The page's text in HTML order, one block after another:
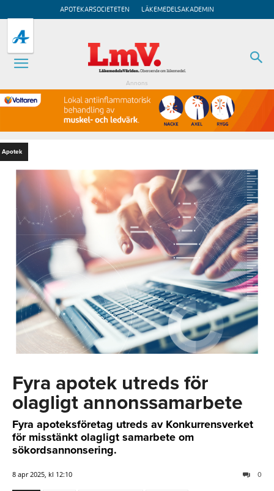
APOTEKARSOCIETETEN LÄKEMEDELSAKADEMIN
Annons
Apotek
Fyra apotek utreds för
olagligt annonssamarbete
Fyra apoteksföretag utreds av Konkurrensverket
för misstänkt olagligt samarbete om
sökordsannonsering.
8 apr 2025, kl 12:10 0